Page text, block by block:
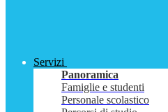
Servizi
Panoramica
Famiglie e studenti
Personale scolastico